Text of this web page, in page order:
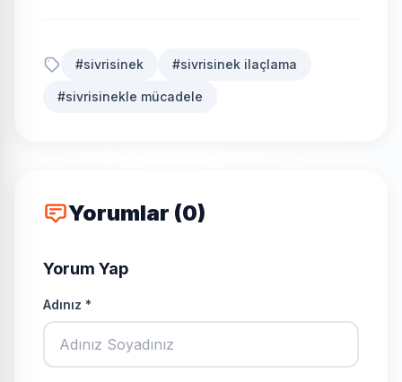
#sivrisinek #sivrisinek ilaçlama
#sivrisinekle mücadele
Yorumlar (0)
Yorum Yap
Adınız *